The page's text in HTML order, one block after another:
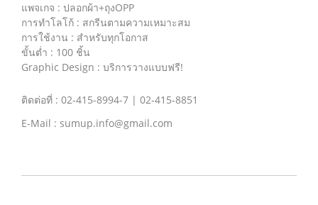
แพจเกจ : ปลอกผ้า+ถุงOPP
การทำโลโก้ : สกรีนตามความเหมาะสม
การใช้งาน : สำหรับทุกโอกาส
ขั้นต่ำ : 100 ชิ้น
Graphic Design : บริการวางแบบฟรี!
ติดต่อที่ : 02-415-8994-7 | 02-415-8851
E-Mail : sumup.info@gmail.com